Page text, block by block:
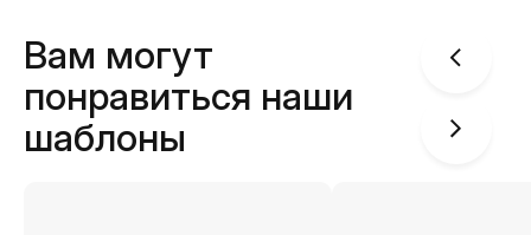
Вам могут
понравиться наши
шаблоны